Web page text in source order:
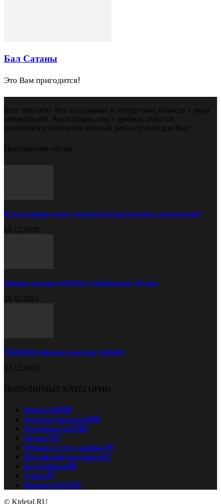
Бал Сатаны
Это Вам пригодится!
Блог про авто. Все актуальные и интересные новости с мира
автомобилей. Автообзоры, текст драйвы, новости
российского автопрома каждый день и только для Вас!
Популярные посты
В чём разница между диагностической картой и техосмотром?
19.12.2020
Прицеп самосвал КАМАЗ в Набережных Челнах
29.11.2021
Chevrolet обновил спорткар Camaro
13.12.2020
ПОПУЛЯРНЫЕ КАТЕГОРИИ
Новости5068
Автомастерская2343
Автоновости1081
Отдых127
Обзоры и тест драйвы78
Российский автопром52
Без рубрики49
Спорт37
Новости ПДД35
© Ktdetal.RU